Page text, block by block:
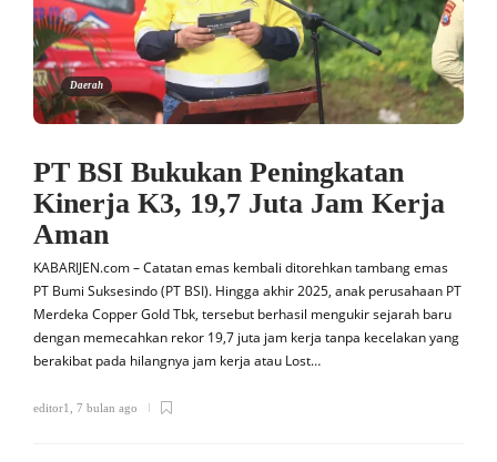
Daerah
PT BSI Bukukan Peningkatan
Kinerja K3, 19,7 Juta Jam Kerja
Aman
KABARIJEN.com – Catatan emas kembali ditorehkan tambang emas
PT Bumi Suksesindo (PT BSI). Hingga akhir 2025, anak perusahaan PT
Merdeka Copper Gold Tbk, tersebut berhasil mengukir sejarah baru
dengan memecahkan rekor 19,7 juta jam kerja tanpa kecelakan yang
berakibat pada hilangnya jam kerja atau Lost…
editor1 7 bulan ago